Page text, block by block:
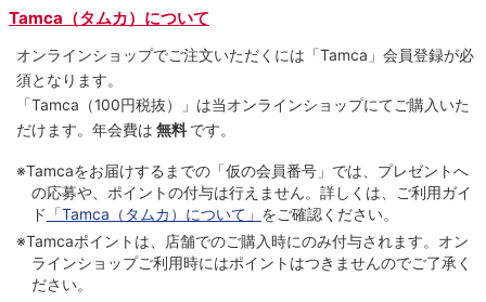
Tamca（タムカ）について
オンラインショップでご注⽂いただくには「Tamca」会員登録が必
須となります。
「Tamca （100円税抜）
」は当オンラインショップにてご購⼊いた
だけます。 年会費は 無料 です。
※Tamcaをお届けするまでの「仮の会員番号」では、プレゼントへ
の応募や、ポイントの付与は⾏えません。詳しくは、ご利⽤ガイ
ド 「Tamca（タムカ）について」 をご確認ください。
※Tamcaポイントは、店舗でのご購⼊時にのみ付与されます。オン
ラインショップご利用時にはポイントはつきませんのでご了承く
ださい。